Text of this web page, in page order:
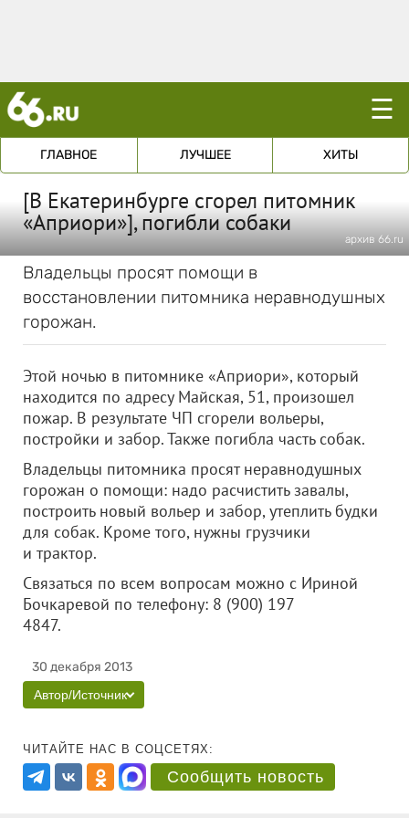
☰
ГЛАВНОЕ ЛУЧШЕЕ ХИТЫ
[В Екатеринбурге сгорел питомник
«Априори»], погибли собаки
архив 66.ru
Владельцы просят помощи в
восстановлении питомника неравнодушных
горожан.
Этой ночью в питомнике «Априори», который
находится по адресу Майская, 51, произошел
пожар. В результате ЧП сгорели вольеры,
постройки и забор. Также погибла часть собак.
Владельцы питомника просят неравнодушных
горожан о помощи: надо расчистить завалы,
построить новый вольер и забор, утеплить будки
для собак. Кроме того, нужны грузчики
и трактор.
Связаться по всем вопросам можно с Ириной
Бочкаревой по телефону: 8 (900) 197
4847.
30 декабря 2013
Автор/Источник
ЧИТАЙТЕ НАС В СОЦСЕТЯХ:
Сообщить новость